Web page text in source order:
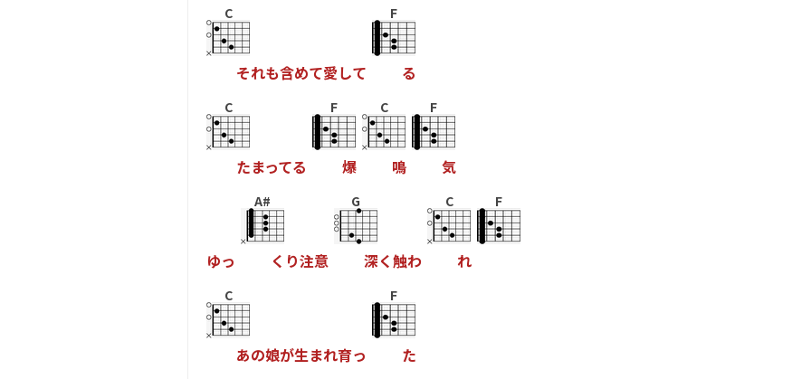
C
それも含めて愛して
F
る
C
たまってる
F
爆
C
鳴
F
気
ゆっ
A#
く り注意
G
深く触わ
C
れ
F
C
あの娘が生まれ育っ
F
た